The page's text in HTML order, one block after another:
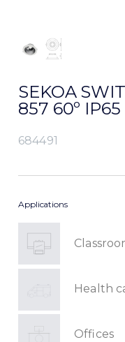
SEKOA
857 60º
684491
Applications
Health
Offices